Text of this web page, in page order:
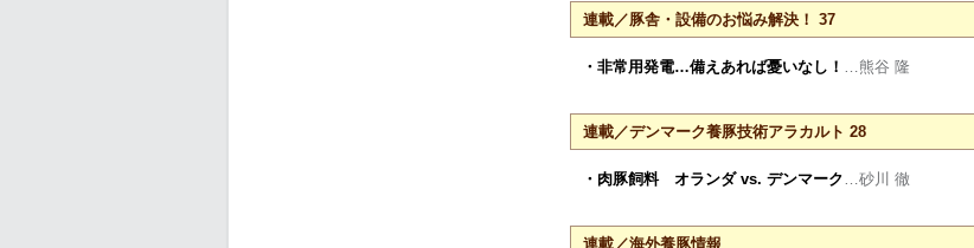
連載／豚舎・設備のお悩み解決！ 37
・非常用発電…備えあれば憂いなし！ …熊谷 隆
連載／デンマーク養豚技術アラカルト 28
・肉豚飼料 オランダ vs. デンマーク …砂川 徹
連載／海外養豚情報